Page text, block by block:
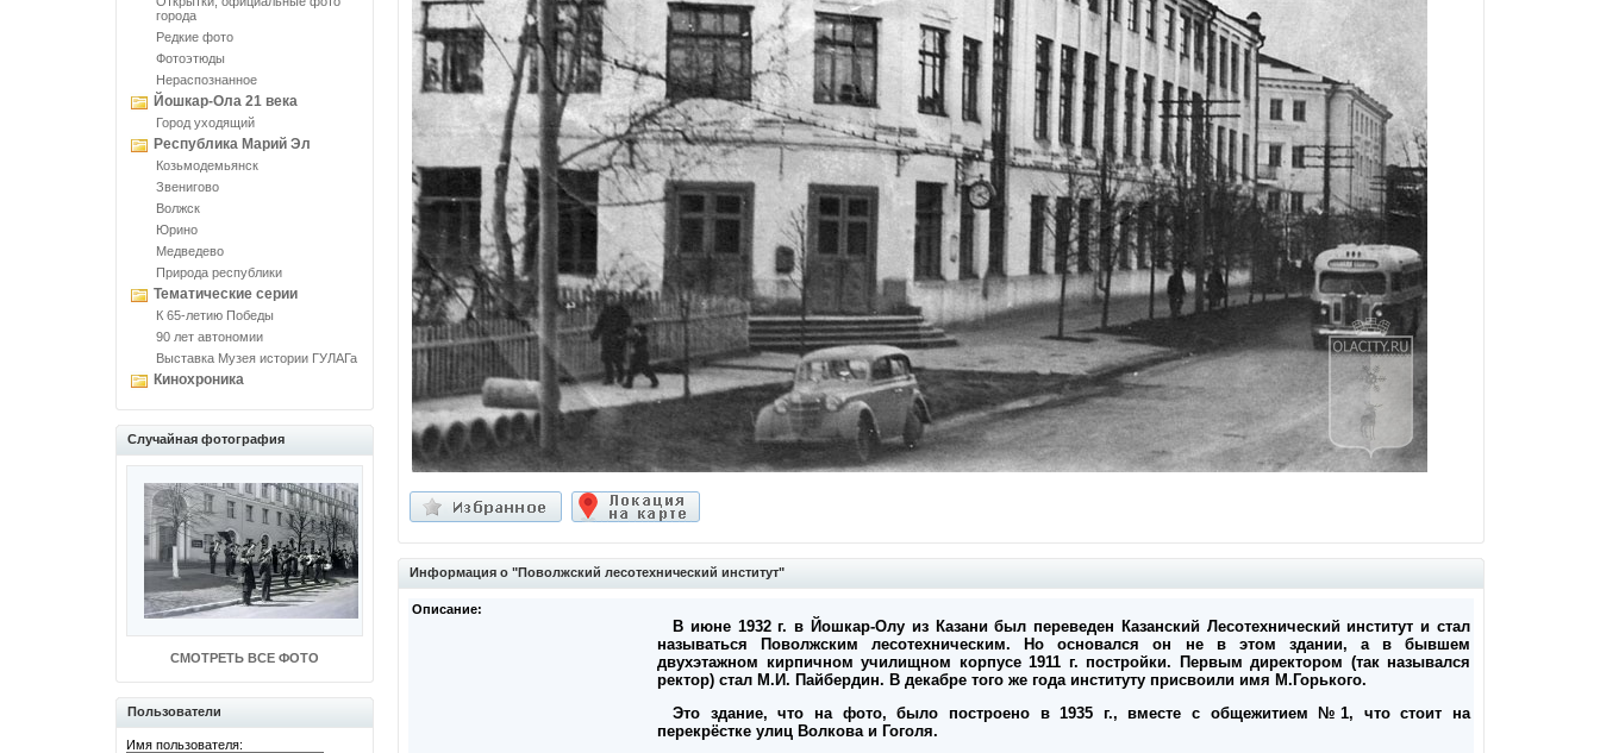
города
Редкие фото
Фотоэтюды
Нераспознанное
Йошкар-Ола 21 века
Город уходящий
Республика Марий Эл
Козьмодемьянск
Звенигово
Волжск
Юрино
Медведево
Природа республики
Тематические серии
К 65-летию Победы
90 лет автономии
Выставка Музея истории ГУЛАГа
Кинохроника
Случайная фотография
СМОТРЕТЬ ВСЕ ФОТО
Пользователи
Имя пользователя:
Информация о "Поволжский лесотехнический институт"
Описание:
В июне 1932 г. в Йошкар-Олу из Казани был переведен Казанский Лесотехнический институт и стал
называться Поволжским лесотехническим. Но основался он не в этом здании, а в бывшем
двухэтажном кирпичном училищном корпусе 1911 г. постройки. Первым директором (так назывался
ректор) стал М.И. Пайбердин. В декабре того же года институту присвоили имя М.Горького.
Это здание, что на фото, было построено в 1935 г., вместе с общежитием №1, что стоит на
перекрёстке улиц Волкова и Гоголя.